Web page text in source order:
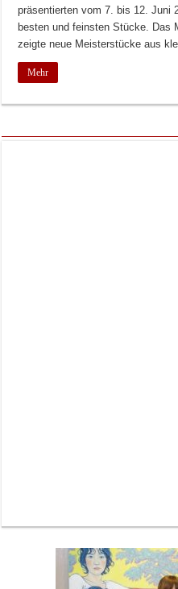
präsentierten vom 7. bis 12. Juni
besten und feinsten Stücke. Das
zeigte neue Meisterstücke aus
Mehr